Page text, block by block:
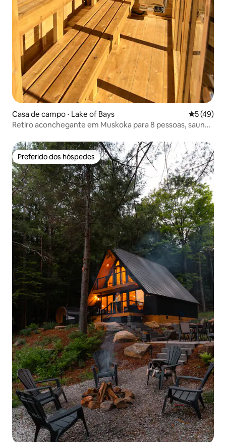
Casa de campo ⋅ Lake of Bays 5 de uma
5 (49)
Retiro aconchegante em Muskoka para 8 pessoas, sauna,
Preferido dos hóspedes
Preferido dos hóspedes